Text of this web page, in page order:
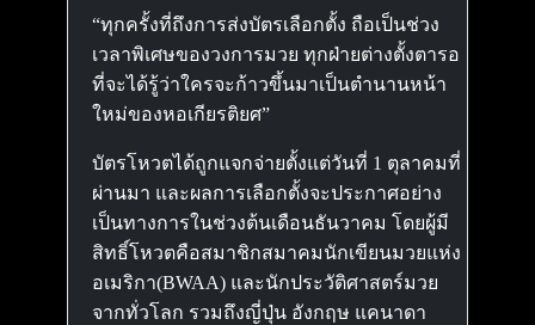
“ทุกครั้งที่ถึงการส่งบัตรเลือกตั้ง ถือเป็นช่วง
เวลาพิเศษของวงการมวย ทุกฝ่ายต่างตั้งตารอ
ที่จะได้รู้ว่าใครจะก้าวขึ้นมาเป็นตำนานหน้า
ใหม่ของหอเกียรติยศ”
บัตรโหวตได้ถูกแจกจ่ายตั้งแต่วันที่ 1 ตุลาคมที่
ผ่านมา และผลการเลือกตั้งจะประกาศอย่าง
เป็นทางการในช่วงต้นเดือนธันวาคม โดยผู้มี
สิทธิ์โหวตคือสมาชิกสมาคมนักเขียนมวยแห่ง
อเมริกา(BWAA) และนักประวัติศาสตร์มวย
จากทั่วโลก รวมถึงญี่ปุ่น อังกฤษ แคนาดา